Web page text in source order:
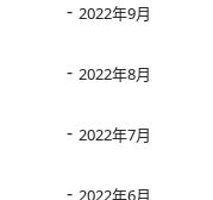
2022年9月
2022年8月
2022年7月
2022年6月